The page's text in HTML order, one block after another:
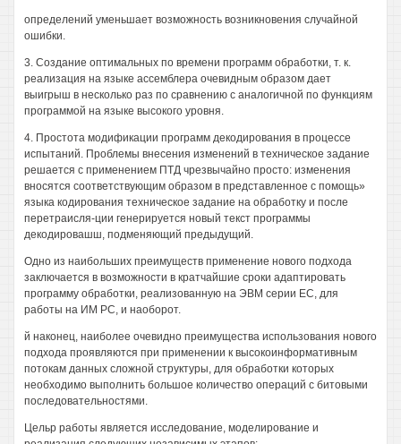
определений уменьшает возможность возникновения случайной
ошибки.
3. Создание оптимальных по времени программ обработки, т. к.
реализация на языке ассемблера очевидным образом дает
выигрыш в несколько раз по сравнению с аналогичной по функциям
программой на языке высокого уровня.
4. Простота модификации программ декодирования в процессе
испытаний. Проблемы внесения изменений в техническое задание
решается с применением ПТД чрезвычайно просто: изменения
вносятся соответствующим образом в представленное с помощь»
языка кодирования техническое задание на обработку и после
перетраисля-ции генерируется новый текст программы
декодировашш, подменяющий предыдущий.
Одно из наибольших преимуществ применение нового подхода
заключается в возможности в кратчайшие сроки адаптировать
программу обработки, реализованную на ЭВМ серии ЕС, для
работы на ИМ РС, и наоборот.
й наконец, наиболее очевидно преимущества использования нового
подхода проявляются при применении к высокоинформативным
потокам данных сложной структуры, для обработки которых
необходимо выполнить большое количество операций с битовыми
последовательностями.
Цельр работы является исследование, моделирование и